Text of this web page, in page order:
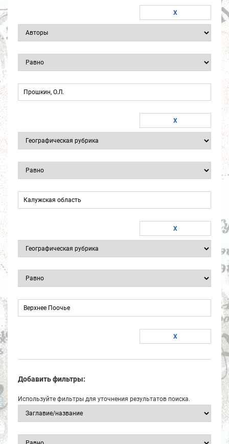
Добавить фильтры:
Используйте фильтры для уточнения результатов поиска.